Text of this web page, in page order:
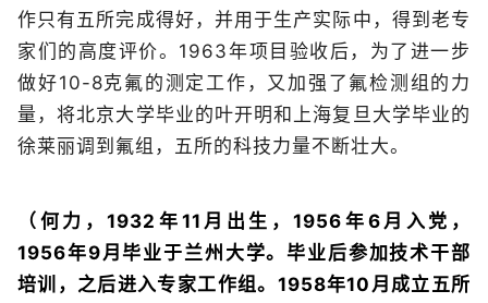
作只有五所完成得好，并用于生产实际中，得到老专
家们的高度评价。1963年项目验收后，为了进一步
做好10-8克氟的测定工作，又加强了氟检测组的力
量，将北京大学毕业的叶开明和上海复旦大学毕业的
徐莱丽调到氟组，五所的科技力量不断壮大。
（何力，1932年11月出生，1956年6月入党，
1956年9月毕业于兰州大学。毕业后参加技术干部
培训，之后进入专家工作组。1958年10月成立五所